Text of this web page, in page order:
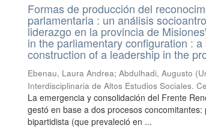
Formas de producción del
parlamentaria : un análisis
liderazgo en la provincia de
in the parliamentary configuration :
construction of a leadership in the
Ebenau, Laura Andrea; Abdulhadi, Augusto (
Interdisciplinaria de Altos Estudios Sociales.
La emergencia y consolidación del Frente
gestó en base a dos procesos
bipartidista (que prevaleció en ...